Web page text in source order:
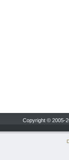
Copyright © 2005-